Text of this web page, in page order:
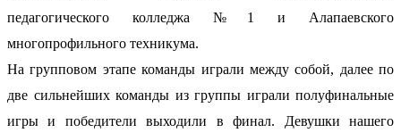
педагогического колледжа №1 и Алапаевского
многопрофильного техникума.
На групповом этапе команды играли между собой, далее по
две сильнейших команды из группы играли полуфинальные
игры и победители выходили в финал. Девушки нашего